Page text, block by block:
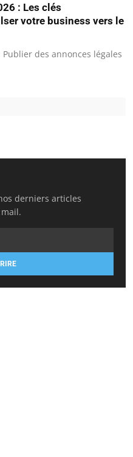
: Les clés
votre business vers le
des annonces légales
derniers articles